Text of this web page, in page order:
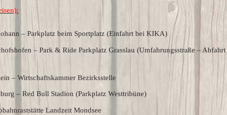
– Parkplatz beim Sportplatz (Einfahrt bei KIKA)
– Park & Ride Parkplatz Grasslau (Umfahrungsstraße – Abfahrt
– Wirtschaftskammer Bezirksstelle
– Red Bull Stadion (Parkplatz Westtribüne)
Landzeit Mondsee